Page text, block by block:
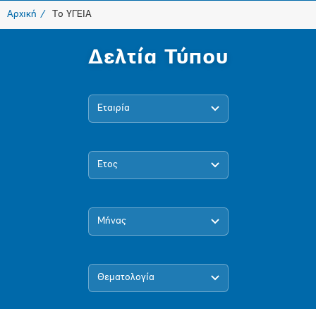
Αρχική Το ΥΓΕΙΑ
Δελτία Τύπου
Εταιρία
Έτος
Μήνας
Θεματολογία